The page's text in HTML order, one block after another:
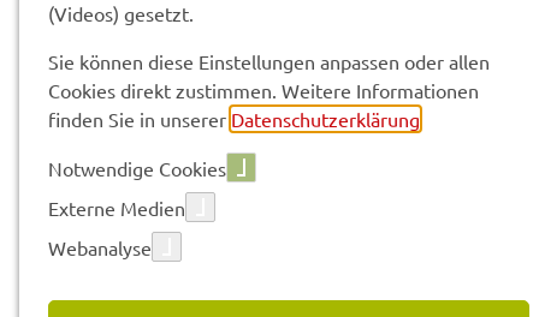
Vorle­sen
11.05.2022
(Videos) gesetzt.
Sie können diese Einstellungen anpassen oder allen
Cookies direkt zustimmen. Weitere Informationen
finden Sie in unserer Datenschutzerklärung
Notwendige Cookies
Externe Medien
Webanalyse